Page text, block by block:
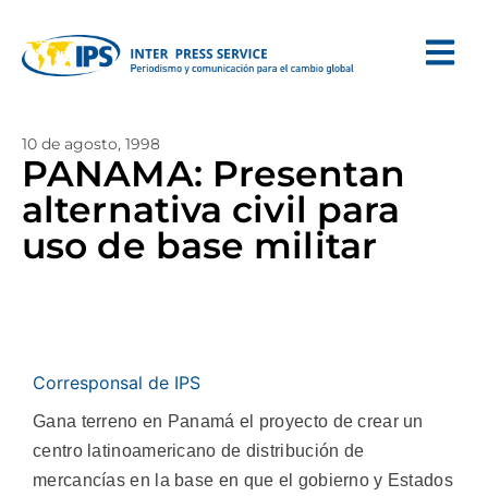
10 de agosto, 1998
PANAMA: Presentan
alternativa civil para
uso de base militar
Corresponsal de IPS
Gana terreno en Panamá el proyecto de crear un
centro latinoamericano de distribución de
mercancías en la base en que el gobierno y Estados